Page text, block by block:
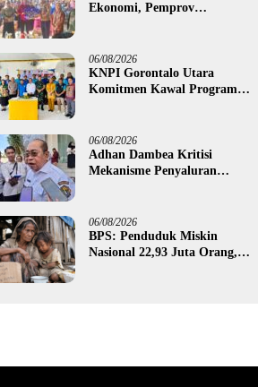
Ekonomi, Pemprov
untuk 395 Pelaku Usaha
06/08/2026
KNPI Gorontalo Utara
Komitmen Kawal Program
06/08/2026
Adhan Dambea Kritisi
Mekanisme Penyaluran
06/08/2026
BPS: Penduduk Miskin
Nasional 22,93 Juta Orang,